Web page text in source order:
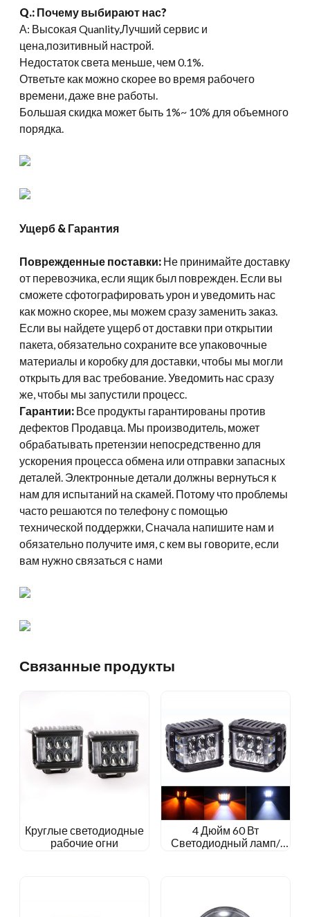
Q.: Почему выбирают нас?
А: Высокая Quanlity,Лучший сервис и
цена,позитивный настрой.
Недостаток света меньше, чем 0.1%.
Ответьте как можно скорее во время рабочего
времени, даже вне работы.
Большая скидка может быть 1%~ 10% для объемного
порядка.
Ущерб & Гарантия
Поврежденные поставки: Не принимайте доставку
от перевозчика, если ящик был поврежден. Если вы
сможете сфотографировать урон и уведомить нас
как можно скорее, мы можем сразу заменить заказ.
Если вы найдете ущерб от доставки при открытии
пакета, обязательно сохраните все упаковочные
материалы и коробку для доставки, чтобы мы могли
открыть для вас требование. Уведомить нас сразу
же, чтобы мы запустили процесс.
Гарантии: Все продукты гарантированы против
дефектов Продавца. Мы производитель, может
обрабатывать претензии непосредственно для
ускорения процесса обмена или отправки запасных
деталей. Электронные детали должны вернуться к
нам для испытаний на скамей. Потому что проблемы
часто решаются по телефону с помощью
технической поддержки, Сначала напишите нам и
обязательно получите имя, с кем вы говорите, если
вам нужно связаться с нами
Связанные продукты
Круглые светодиодные
рабочие огни
4 Дюйм 60 Вт
Светодиодный ламп/